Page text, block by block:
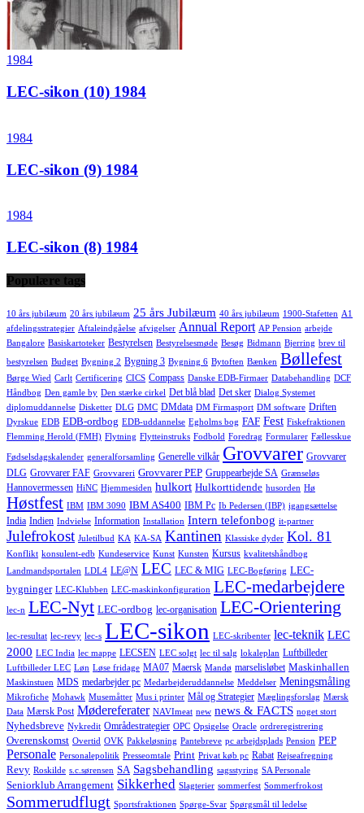
1984
LEC-sikon (10) 1984
1984
LEC-sikon (9) 1984
1984
LEC-sikon (8) 1984
Populære tags
10 års jubilæum 20 års jubilæum 25 års Jubilæum 40 års jubilæum 1900-Stafetten A1
afdelingsstrategier Aftaleindgåelse afvigelser Annual Report AP Pension arbejde
Bangalore Basiskartoteker Bestyrelsen Bestyrelsesmøde Besøg Bidmann Bjerring brev til
bestyrelsen Budget Bygning 2 Bygning 3 Bygning 6 Bytoften Bænken Bøllefest
Børge Wied Carlt Certificering CICS Compass Danske EDB-Firmaer Databehandling DCF
Håndbog Den gamle by Den stærke cirkel Det blå blad Det sker Dialog Systemet
diplomuddannelse Disketter DLG DMC DMdata DM Firmasport DM software Driften
Dyrskue EDB EDB-ordbog EDB-uddannelse Egholms bog FAF Fest Fiskefraktionen
Flemming Herold (FMH) Flytning Flytteinstruks Fodbold Foredrag Formularer Fællesskue
Fødselsdagskalender generalforsamling Generelle vilkår Grovvarer Grovvarer
DLG Grovvarer FAF Grovvareri Grovvarer PEP Gruppearbejde SA Grænseløs
Hannovermessen HiNC Hjemmesiden hulkort Hulkorttidende husorden Hø
Høstfest IBM IBM 3090 IBM AS400 IBM Pc Ib Pedersen (IBP) igangsættelse
India Indien Indvielse Information Installation Intern telefonbog it-partner
Julefrokost Juletilbud KA KA-SA Kantinen Klassiske dyder Kol. 81
Konflikt konsulent-edb Kundeservice Kunst Kunsten Kursus kvalitetshåndbog
Landmandsportalen LDL4 LE@N LEC LEC & MIG LEC-Bogføring LEC-
bygninger LEC-Klubben LEC-maskinkonfiguration LEC-medarbejdere
lec-n LEC-Nyt LEC-ordbog lec-organisation LEC-Orientering
lec-resultat lec-revy lec-s LEC-sikon LEC-skribenter lec-teknik LEC
2000 LEC India lec mappe LECSEN LEC solgt lec til salg lokaleplan Luftbilleder
Luftbilleder LEC Løn Løse fridage MA07 Maersk Mandø marselisløbet Maskinhallen
Maskinstuen MDS medarbejder pc Medarbejderuddannelse Meddelser Meningsmåling
Mikrofiche Mohawk Musemåtter Mus i printer Mål og Strategier Mæglingsforslag Mærsk
Data Mærsk Post Mødereferater NAVImeat new news & FACTS noget stort
Nyhedsbreve Nykredit Områdestrategier OPC Opsigelse Oracle ordreregistrering
Overenskomst Overtid OVK Pakkeløsning Pantebreve pc arbejdsplads Pension PEP
Personale Personalepolitik Presseomtale Print Privat køb pc Rabat Rejseafregning
Revy Roskilde s.c.sørensen SA Sagsbehandling sagsstyring SA Personale
Seniorklub Arrangement Sikkerhed Slagterier sommerfest Sommerfrokost
Sommerudflugt Sportsfraktionen Spørge-Svar Spørgsmål til ledelse